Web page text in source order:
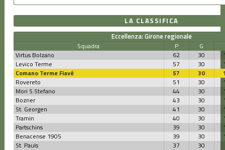
LA CLASSIFICA
Eccellenza: Girone regionale
Squadra P G
Virtus Bolzano
62 30
Levico Terme
57 30
Comano Terme Fiavé
57 30
Rovereto
51 30
Mori S.Stefano
44 30
Bozner
43 30
St. Georgen
41 30
Tramin
40 30
Partschins
39 30
Benacense 1905
39 30
St. Pauls
37 30